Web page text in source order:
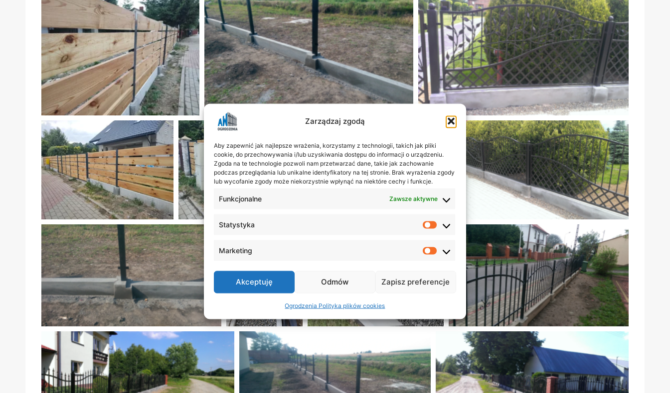
Zarządzaj zgodą
Aby zapewnić jak najlepsze wrażenia, korzystamy z technologii, takich jak pliki
cookie, do przechowywania i/lub uzyskiwania dostępu do informacji o urządzeniu.
Zgoda na te technologie pozwoli nam przetwarzać dane, takie jak zachowanie
podczas przeglądania lub unikalne identyfikatory na tej stronie. Brak wyrażenia zgody
lub wycofanie zgody może niekorzystnie wpłynąć na niektóre cechy i funkcje.
Funkcjonalne Zawsze aktywne
Statystyka
Statystyka
Marketing
Marketing
Akceptuję Odmów Zapisz preferencje
Ogrodzenia Polityka plików cookies